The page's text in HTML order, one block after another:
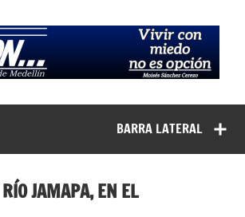
Medios
Informativos La
Unión…
BARRA LATERAL
JAMAPA, EN EL